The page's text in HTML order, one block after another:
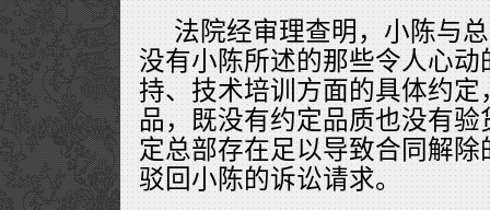
法院经审理查明，小陈与
没有小陈所述的那些令人心
持、技术培训方面的具体约
品，既没有约定品质也没有
定总部存在足以导致合同解
驳回小陈的诉讼请求。